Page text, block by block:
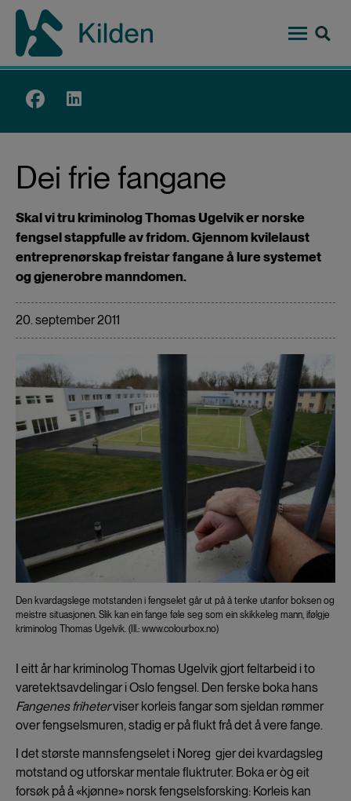
Hopp
hovedinnhold
Top
Dei frie fangane
Skal vi tru kriminolog Thomas Ugelvik er norske
fengsel stappfulle av fridom. Gjennom kvilelaust
entreprenørskap freistar fangane å lure systemet
og gjenerobre manndomen.
20. september 2011
Den kvardagslege motstanden i fengselet går ut på å tenke utanfor boksen og
meistre situasjonen. Slik kan ein fange føle seg som ein skikkeleg mann, ifølgje
kriminolog Thomas Ugelvik. (Ill.: www.colourbox.no)
I eitt år har kriminolog Thomas Ugelvik gjort feltarbeid i to
varetektsavdelingar i Oslo fengsel. Den ferske boka hans
Fangenes friheterviser korleis fangar som sjeldan rømmer
over fengselsmuren, stadig er på flukt frå det å vere fange.
I det største mannsfengselet i Noreg gjer dei kvardagsleg
motstand og utforskar mentale fluktruter. Boka er òg eit
forsøk på å «kjønne» norsk fengselsforsking: Korleis kan